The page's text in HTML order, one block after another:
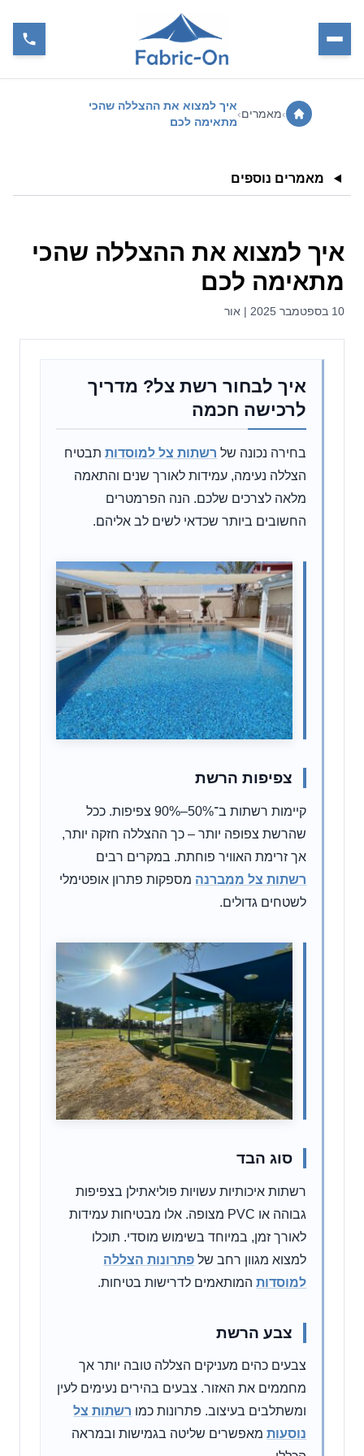
›מאמרים›
איך למצוא את ההצללה שהכי
מתאימה לכם
מאמרים נוספים
איך למצוא את ההצללה שהכי
מתאימה לכם
10 בספטמבר 2025 | אור
איך לבחור רשת צל? מדריך
לרכישה חכמה
בחירה נכונה של רשתות צל למוסדותתבטיח
הצללה נעימה, עמידות לאורך שנים והתאמה
מלאה לצרכים שלכם. הנה הפרמטרים
החשובים ביותר שכדאי לשים לב אליהם.
צפיפות הרשת
קיימות רשתות ב־50%–90% צפיפות. ככל
שהרשת צפופה יותר – כך ההצללה חזקה יותר,
אך זרימת האוויר פוחתת. במקרים רבים
רשתות צל ממברנה מספקות פתרון אופטימלי
לשטחים גדולים.
סוג הבד
רשתות איכותיות עשויות פוליאתילן בצפיפות
גבוהה או PVC מצופה. אלו מבטיחות עמידות
לאורך זמן, במיוחד בשימוש מוסדי. תוכלו
למצוא מגוון רחב של פתרונות הצללה
למוסדותהמותאמים לדרישות בטיחות.
צבע הרשת
צבעים כהים מעניקים הצללה טובה יותר אך
מחממים את האזור. צבעים בהירים נעימים לעין
ומשתלבים בעיצוב. פתרונות כמו רשתות צל
נוסעותמאפשרים שליטה בגמישות ובמראה